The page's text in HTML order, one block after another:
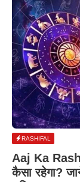
RASHIFAL
Aaj Ka
कैसा रहेगा?